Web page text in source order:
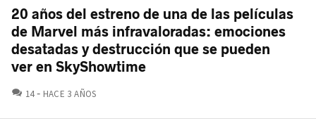
20 años del estreno de una de las películas
de Marvel más infravaloradas: emociones
desatadas y destrucción que se pueden
ver en SkyShowtime
14 COMENTARIOS
HACE 3 AÑOS